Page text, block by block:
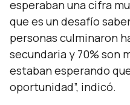
esperaban una cifra
que es un desafío
personas culminaron
secundaria y 70% son
estaban esperando
oportunidad”, indicó.